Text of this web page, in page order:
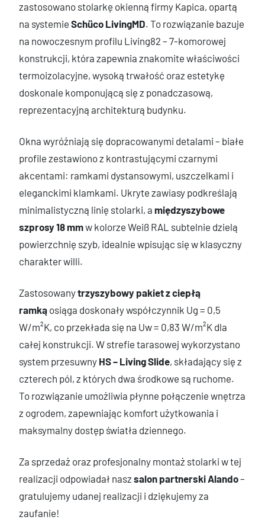
zastosowano stolarkę okienną firmy Kapica, opartą
na systemie Schüco LivingMD. To rozwiązanie bazuje
na nowoczesnym profilu Living82 – 7-komorowej
konstrukcji, która zapewnia znakomite właściwości
termoizolacyjne, wysoką trwałość oraz estetykę
doskonale komponującą się z ponadczasową,
reprezentacyjną architekturą budynku.
Okna wyróżniają się dopracowanymi detalami – białe
profile zestawiono z kontrastującymi czarnymi
akcentami: ramkami dystansowymi, uszczelkami i
eleganckimi klamkami. Ukryte zawiasy podkreślają
minimalistyczną linię stolarki, a międzyszybowe
szprosy 18 mmw kolorze Weiß RAL subtelnie dzielą
powierzchnię szyb, idealnie wpisując się w klasyczny
charakter willi.
Zastosowanytrzyszybowy pakiet z ciepłą
ramką osiąga doskonały współczynnik Ug = 0,5
W/m²K, co przekłada się na Uw = 0,83 W/m²K dla
całej konstrukcji. W strefie tarasowej wykorzystano
system przesuwny HS – Living Slide, składający się z
czterech pól, z których dwa środkowe są ruchome.
To rozwiązanie umożliwia płynne połączenie wnętrza
z ogrodem, zapewniając komfort użytkowania i
maksymalny dostęp światła dziennego.
Za sprzedaż oraz profesjonalny montaż stolarki w tej
realizacji odpowiadał nasz salon partnerski Alando–
gratulujemy udanej realizacji i dziękujemy za
zaufanie!